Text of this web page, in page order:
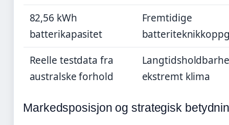
82,56 kWh
batterikapasitet
Fremtidige
Reelle testdata fra
australske forhold
ekstremt klima
Markedsposisjon og strategisk